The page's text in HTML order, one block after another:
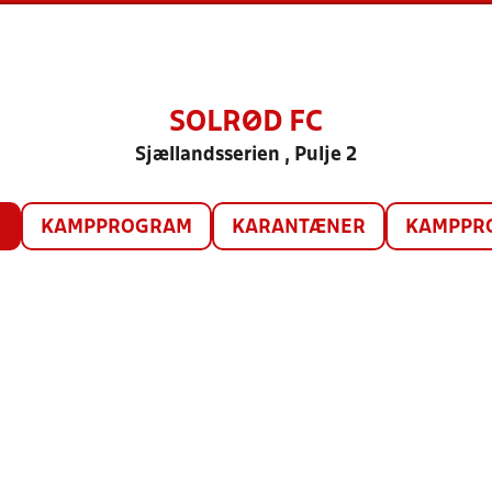
SOLRØD FC
Sjællandsserien , Pulje 2
KAMPPROGRAM KARANTÆNER